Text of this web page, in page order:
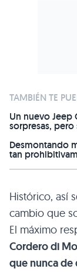
TAMBIÉN TE
Un nuevo Jeep
sorpresas,
Desmontando
tan
Histórico, así
cambio que
El máximo
Cordero di
que nunca de